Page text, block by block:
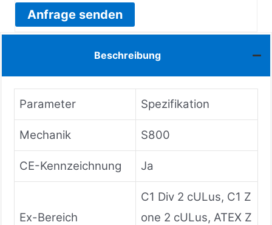
Anfrage senden
Beschreibung
Parameter Spezifikation
Mechanik S800
CE-Kennzeichnung Ja
Ex-Bereich
C1 Div 2 cULus, C1 Z
one 2 cULus, ATEX Z